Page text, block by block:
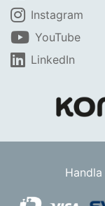
Instagram
YouTube
LinkedIn